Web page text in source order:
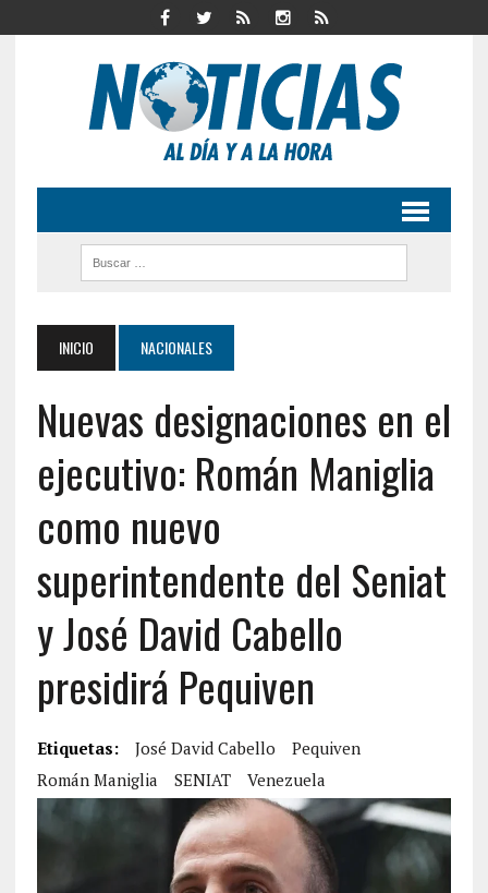
INICIO NACIONALES
Nuevas designaciones en el
ejecutivo: Román Maniglia
como nuevo
superintendente del Seniat
y José David Cabello
presidirá Pequiven
Etiquetas: José David Cabello
Pequiven
Román Maniglia
SENIAT Venezuela